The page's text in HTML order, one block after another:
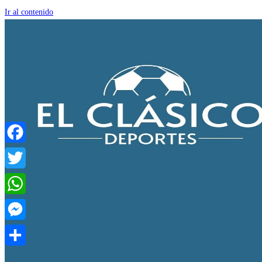
Ir al contenido
Facebook
Twitter
WhatsApp
Messenger